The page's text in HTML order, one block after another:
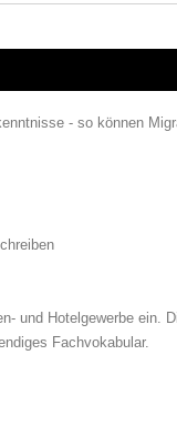
- so können
und Hotelgewerbe ein.
Fachvokabular.